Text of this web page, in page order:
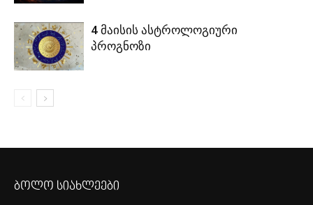
4 მაისის ასტროლოგიური
პროგნოზი
ბოლო სიახლეები